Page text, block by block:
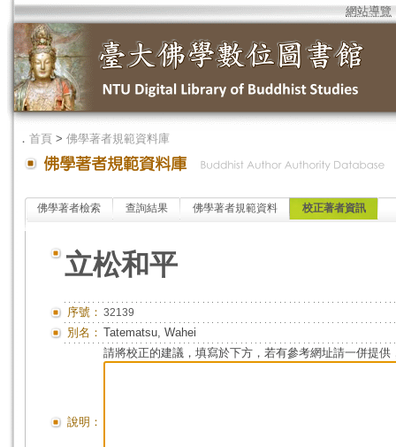
網站導覽
． 首頁 > 佛學著者規範資料庫
佛學著者檢索 查詢結果 佛學著者規範資料 校正著者資訊
立松和平
序號： 32139
別名： Tatematsu, Wahei
說明：
請將校正的建議，填寫於下方，若有參考網址請一併提供